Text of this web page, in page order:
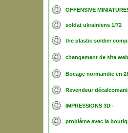
OFFENSIVE
soldat ukrainiens 1/72
the plastic soldier
changement de site
Bocage normandie en
Revendeur
IMPRESSIONS 3D -
problème avec la